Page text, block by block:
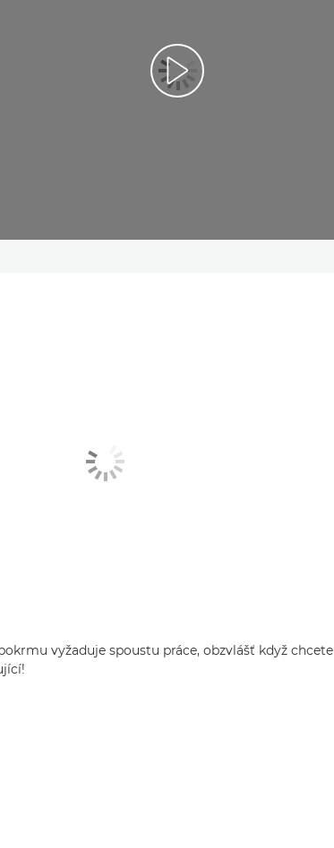
vyžaduje spoustu práce, obzvlášť když chcete